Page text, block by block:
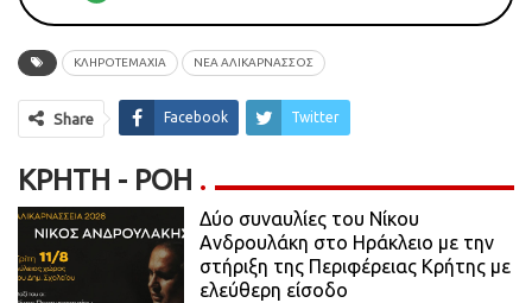
ΚΛΗΡΟΤΕΜΑΧΙΑ ΝΕΑ ΑΛΙΚΑΡΝΑΣΣΟΣ
Share Facebook Twitter
ΚΡΉΤΗ - ΡΟΗ
Δύο συναυλίες του Νίκου
Ανδρουλάκη στο Ηράκλειο με την
στήριξη της Περιφέρειας Κρήτης με
ελεύθερη είσοδο